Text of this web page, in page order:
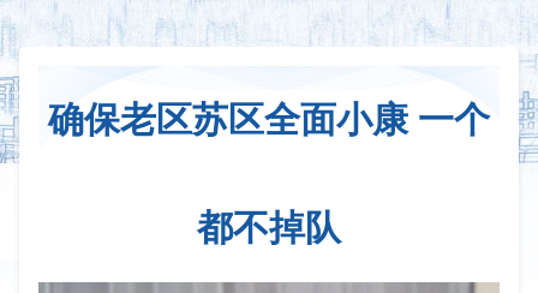
确保老区苏区全面小康 一个
都不掉队